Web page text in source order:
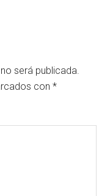
será publicada.
con*